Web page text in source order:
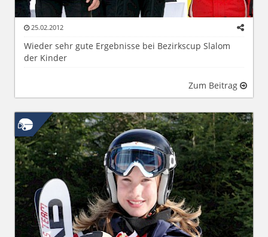
25.02.2012
Wieder sehr gute Ergebnisse bei Bezirkscup Slalom
der Kinder
Zum Beitrag